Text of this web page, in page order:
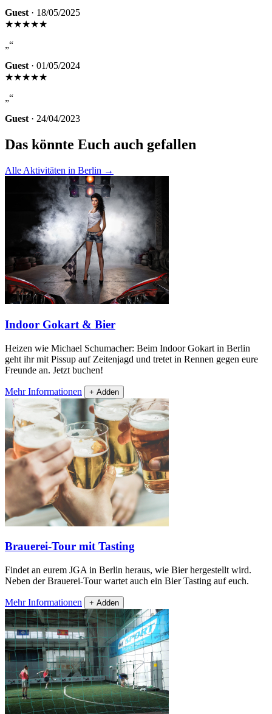
Guest · 18/05/2025
★★★★★
„“
Guest · 01/05/2024
★★★★★
„“
Guest · 24/04/2023
Das könnte Euch auch gefallen
Alle Aktivitäten in Berlin →
Indoor Gokart & Bier
Heizen wie Michael Schumacher: Beim Indoor Gokart in Berlin
geht ihr mit Pissup auf Zeitenjagd und tretet in Rennen gegen eure
Freunde an. Jetzt buchen!
Mehr Informationen + Adden
Brauerei-Tour mit Tasting
Findet an eurem JGA in Berlin heraus, wie Bier hergestellt wird.
Neben der Brauerei-Tour wartet auch ein Bier Tasting auf euch.
Mehr Informationen + Adden